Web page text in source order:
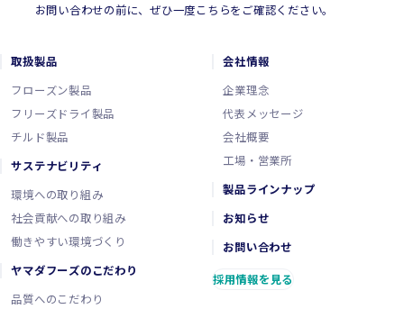
お問い合わせの前に、ぜひ一度こちらをご確認ください。
取扱製品
フローズン製品
フリーズドライ製品
チルド製品
サステナビリティ
環境への取り組み
社会貢献への取り組み
働きやすい環境づくり
ヤマダフーズのこだわり
品質へのこだわり
会社情報
企業理念
代表メッセージ
会社概要
工場・営業所
製品ラインナップ
お知らせ
お問い合わせ
採用情報を見る